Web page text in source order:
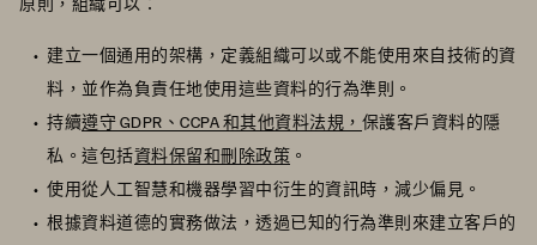
建立一個通用的架構，定義組織可以或不能使用來自技術的資
料，並作為負責任地使用這些資料的行為準則。
持續遵守 GDPR、CCPA 和其他資料法規， 保護客戶資料的隱
私。這包括資料保留和刪除政策 。
使用從人工智慧和機器學習中衍生的資訊時，減少偏見。
根據資料道德的實務做法，透過已知的行為準則來建立客戶的